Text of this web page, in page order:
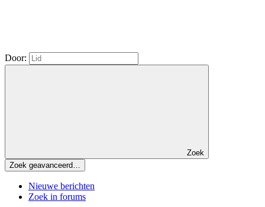
Door:
Zoek
Zoek geavanceerd…
Nieuwe berichten
Zoek in forums